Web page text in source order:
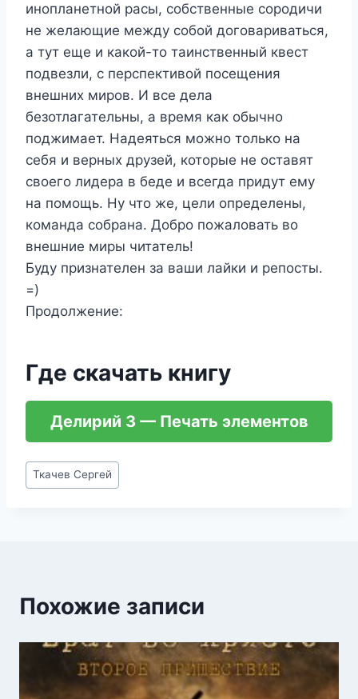
инопланетной расы, собственные сородичи
не желающие между собой договариваться,
а тут еще и какой-то таинственный квест
подвезли, с перспективой посещения
внешних миров. И все дела
безотлагательны, а время как обычно
поджимает. Надеяться можно только на
себя и верных друзей, которые не оставят
своего лидера в беде и всегда придут ему
на помощь. Ну что же, цели определены,
команда собрана. Добро пожаловать во
внешние миры читатель!
Буду признателен за ваши лайки и репосты.
=)
Продолжение:
Где скачать книгу
Делирий 3 — Печать элементов
Метки
записи:
Ткачев Сергей
Похожие записи